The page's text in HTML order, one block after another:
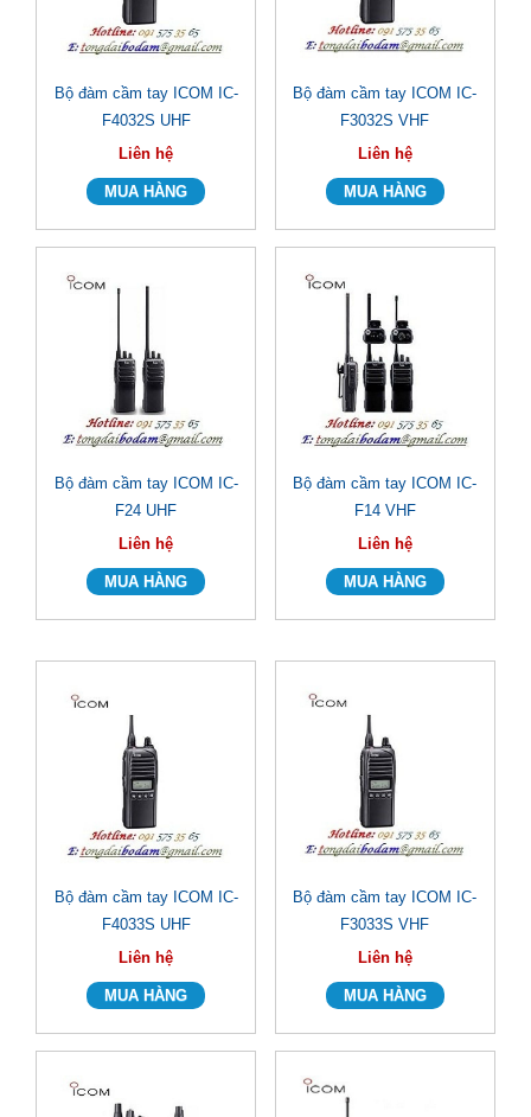
Bộ đàm cầm tay ICOM IC-
F4032S UHF
Liên hệ
Bộ đàm cầm tay ICOM IC-
F3032S VHF
Liên hệ
Bộ đàm cầm tay ICOM IC-
F24 UHF
Liên hệ
Bộ đàm cầm tay ICOM IC-
F14 VHF
Liên hệ
Bộ đàm cầm tay ICOM IC-
F4033S UHF
Liên hệ
Bộ đàm cầm tay ICOM IC-
F3033S VHF
Liên hệ